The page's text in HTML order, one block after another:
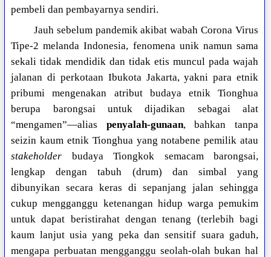
pembeli dan pembayarnya sendiri.
Jauh sebelum pandemik akibat wabah Corona Virus
Tipe-2 melanda Indonesia, fenomena unik namun sama
sekali tidak mendidik dan tidak etis muncul pada wajah
jalanan di perkotaan Ibukota Jakarta, yakni para etnik
pribumi mengenakan atribut budaya etnik Tionghua
berupa barongsai untuk dijadikan sebagai alat
“mengamen”—alias penyalah-gunaan, bahkan tanpa
seizin kaum etnik Tionghua yang notabene pemilik atau
stakeholder budaya Tiongkok semacam barongsai,
lengkap dengan tabuh (drum) dan simbal yang
dibunyikan secara keras di sepanjang jalan sehingga
cukup mengganggu ketenangan hidup warga pemukim
untuk dapat beristirahat dengan tenang (terlebih bagi
kaum lanjut usia yang peka dan sensitif suara gaduh,
mengapa perbuatan mengganggu seolah-olah bukan hal